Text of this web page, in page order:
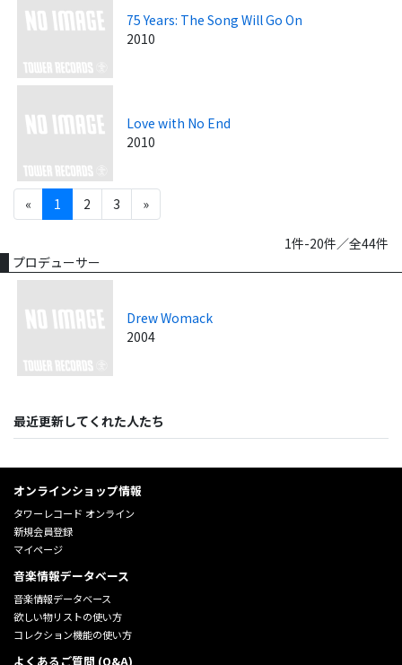
75 Years: The Song Will Go On
2010
Love with No End
2010
« 1 2 3 »
1件-20件／全44件
プロデューサー
Drew Womack
2004
最近更新してくれた人たち
オンラインショップ情報
タワーレコード オンライン
新規会員登録
マイページ
音楽情報データベース
音楽情報データベース
欲しい物リストの使い方
コレクション機能の使い方
よくあるご質問 (Q&A)